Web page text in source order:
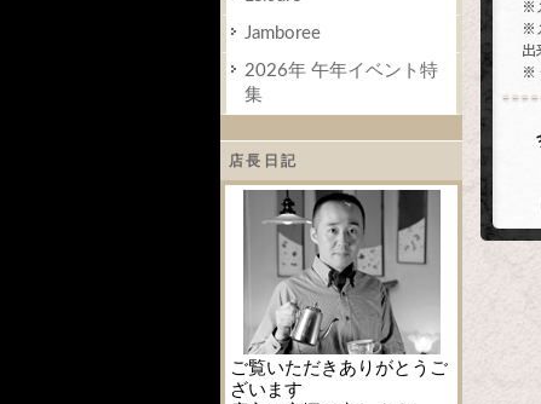
Jamboree
2026年 午年イベント特
集
店長日記
ご覧いただきありがとうご
ざいます